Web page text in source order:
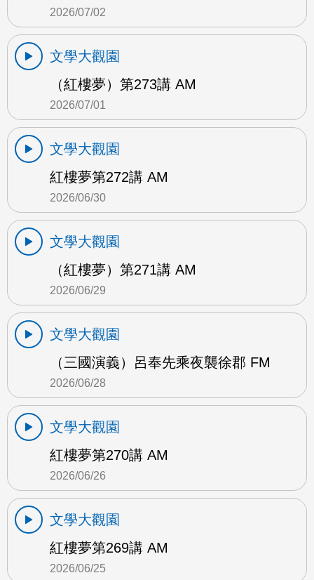
2026/07/02
文學大觀園
（紅樓夢）第273講 AM
2026/07/01
文學大觀園
紅樓夢第272講 AM
2026/06/30
文學大觀園
（紅樓夢）第271講 AM
2026/06/29
文學大觀園
（三國演義）呂奉先乘夜襲徐郡 FM
2026/06/28
文學大觀園
紅樓夢第270講 AM
2026/06/26
文學大觀園
紅樓夢第269講 AM
2026/06/25